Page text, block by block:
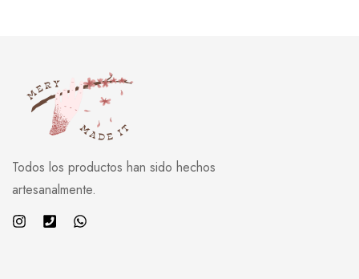
Todos los productos han sido hechos
artesanalmente.